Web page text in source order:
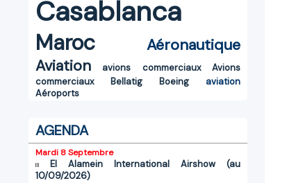
Casablanca
Maroc
Aéronautique
Aviation
avions commerciaux
Avions
commerciaux
Bellatig Boeing
aviation
Aéroports
AGENDA
Mardi 8 Septembre
El Alamein International Airshow (au
10/09/2026)